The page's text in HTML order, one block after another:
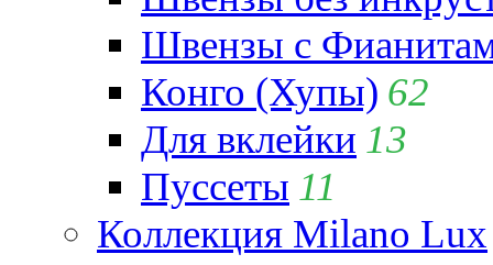
Швензы с
Конго (Хупы) 62
Для вклейки 13
Пуссеты 11
Коллекция Milano Lux